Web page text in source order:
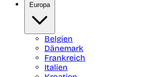
Europa
Belgien
Dänemark
Frankreich
Italien